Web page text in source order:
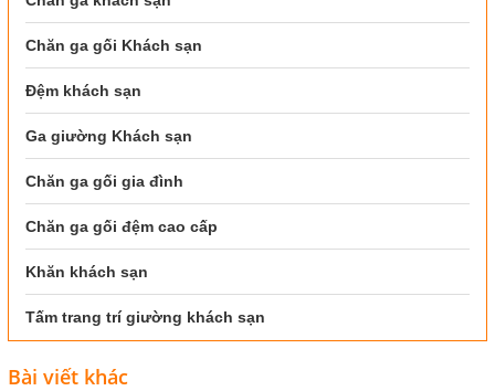
Chăn ga gối Khách sạn
Đệm khách sạn
Ga giường Khách sạn
Chăn ga gối gia đình
Chăn ga gối đệm cao cấp
Khăn khách sạn
Tấm trang trí giường khách sạn
Bài viết khác